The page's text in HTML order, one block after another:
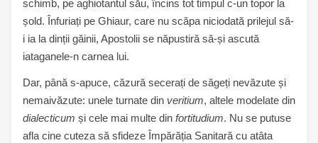
schimb, pe aghiotantul său, încins tot timpul c-un topor la
șold. Înfuriați pe Ghiaur, care nu scăpa niciodată prilejul să-
i ia la dinții găinii, Apostolii se năpustiră să-și ascută
iataganele-n carnea lui.
Dar, până s-apuce, căzură secerați de săgeți nevăzute și
nemaivăzute: unele turnate din veritium, altele modelate din
dialecticum și cele mai multe din fortitudium. Nu se putuse
afla cine cuteza să sfideze Împărăția Sanitară cu atâta